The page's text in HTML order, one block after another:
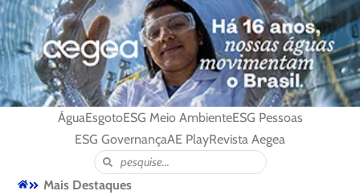
ÁguaEsgotoESG Meio AmbienteESG Pessoas
ESG GovernançaAE PlayRevista Aegea
Mais Destaques